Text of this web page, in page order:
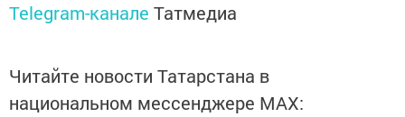
Telegram-канале Татмедиа
Читайте новости Татарстана в
национальном мессенджере MАХ: